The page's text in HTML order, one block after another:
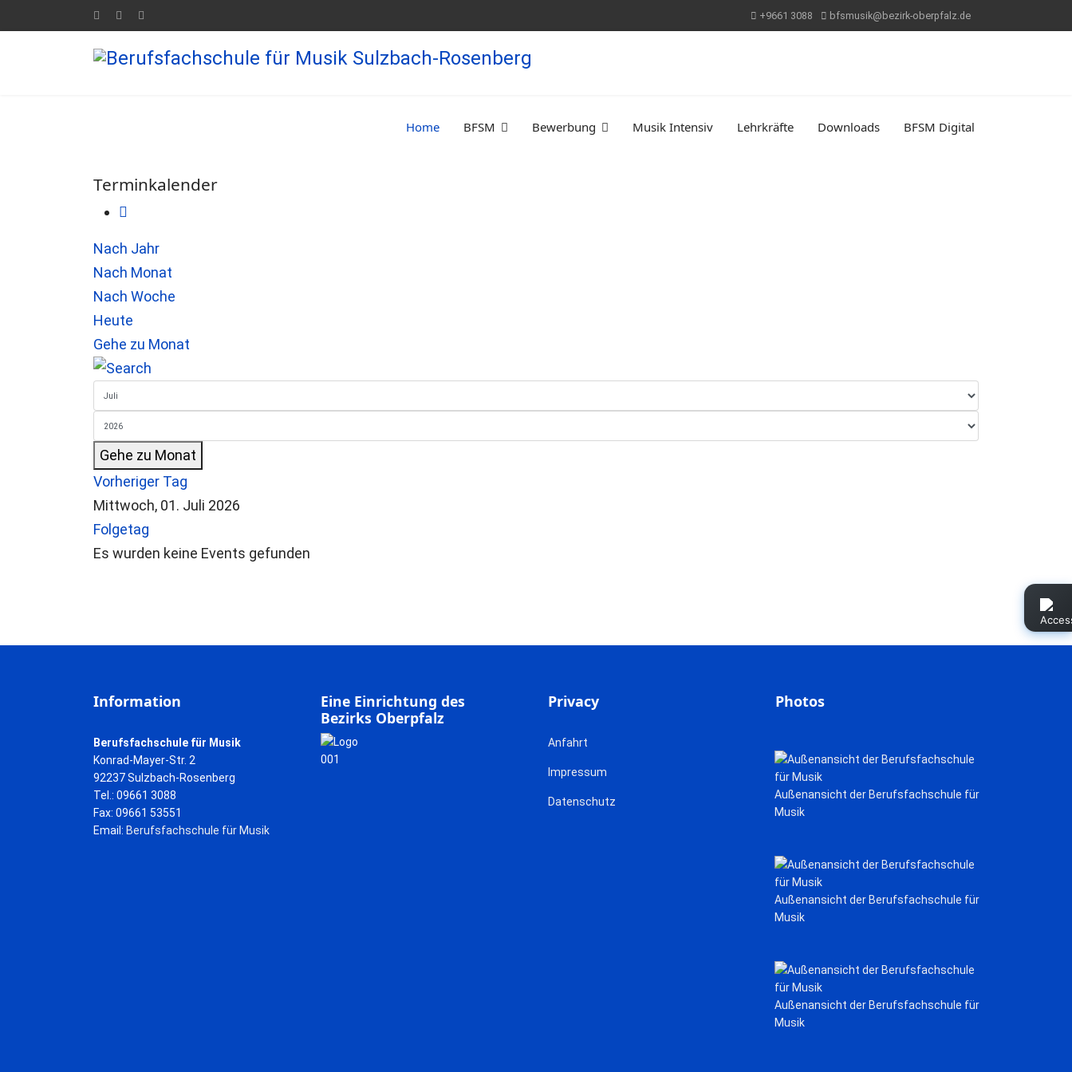
+9661 3088 bfsmusik@bezirk-oberpfalz.de
Home BFSM Bewerbung Musik Intensiv Lehrkräfte Downloads BFSM Digital
Terminkalender
Nach Jahr
Nach Monat
Nach Woche
Heute
Gehe zu Monat
Gehe zu Monat
Vorheriger Tag
Mittwoch, 01. Juli 2026
Folgetag
Es wurden keine Events gefunden
Information
Berufsfachschule für Musik
Konrad-Mayer-Str. 2
92237 Sulzbach-Rosenberg
Tel.: 09661 3088
Fax: 09661 53551
Email: Berufsfachschule für Musik
Eine Einrichtung des
Bezirks Oberpfalz
Privacy
Anfahrt
Impressum
Datenschutz
Photos
Außenansicht der Berufsfachschule für
Musik
Außenansicht der Berufsfachschule für
Musik
Außenansicht der Berufsfachschule für
Musik